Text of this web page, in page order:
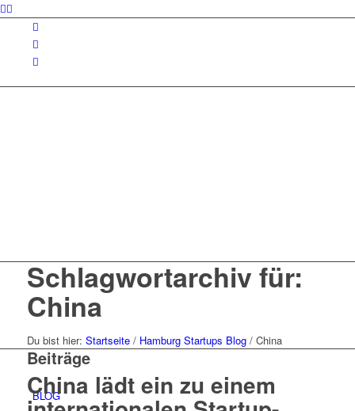
BLOG
Schlagwortarchiv für:
China
Du bist hier: Startseite / Hamburg Startups Blog / China
Beiträge
China lädt ein zu einem